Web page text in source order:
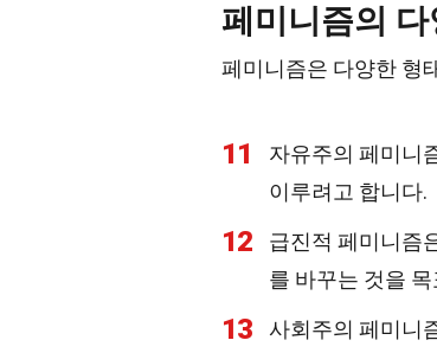
페미니즘의 다
페미니즘은 다양한 형
11
자유주의 페미니
이루려고 합니다.
12
급진적 페미니즘
를 바꾸는 것을
13
사회주의 페미니